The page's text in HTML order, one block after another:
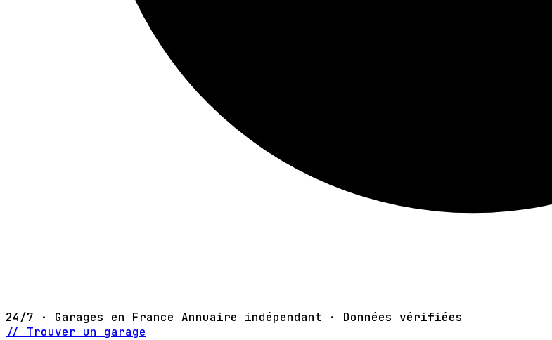
24/7 · Garages en France Annuaire indépendant · Données vérifiées
// Trouver un garage